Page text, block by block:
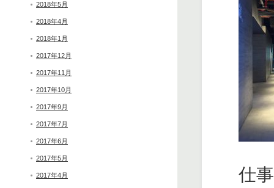
2018年5月
2018年4月
2018年1月
2017年12月
2017年11月
2017年10月
2017年9月
2017年7月
2017年6月
2017年5月
2017年4月
仕